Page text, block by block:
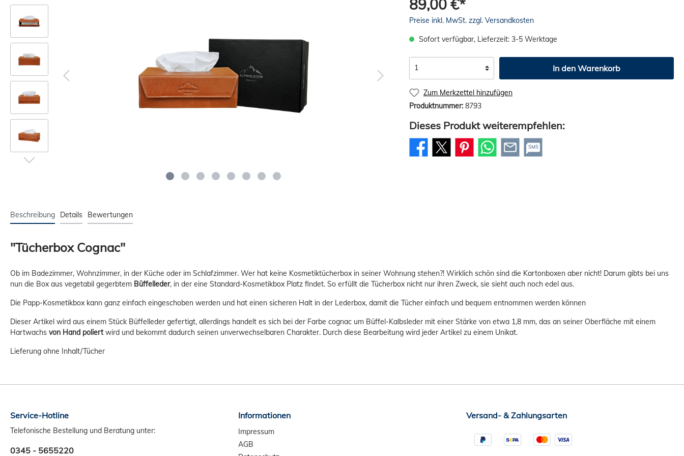
89,00 €*
Preise inkl. MwSt. zzgl. Versandkosten
Sofort verfügbar, Lieferzeit: 3-5 Werktage
In den Warenkorb
Zum Merkzettel hinzufügen
Produktnummer: 8793
Dieses Produkt weiterempfehlen:
SMS
Beschreibung Details Bewertungen
"Tücherbox Cognac"
Ob im Badezimmer, Wohnzimmer, in der Küche oder im Schlafzimmer. Wer hat keine Kosmetiktücherbox in seiner Wohnung stehen?! Wirklich schön sind die Kartonboxen aber nicht! Darum gibts bei uns
nun die Box aus vegetabil gegerbtem Büffelleder, in der eine Standard-Kosmetikbox Platz findet. So erfüllt die Tücherbox nicht nur ihren Zweck, sie sieht auch noch edel aus.
Die Papp-Kosmetikbox kann ganz einfach eingeschoben werden und hat einen sicheren Halt in der Lederbox, damit die Tücher einfach und bequem entnommen werden können
Dieser Artikel wird aus einem Stück Büffelleder gefertigt, allerdings handelt es sich bei der Farbe cognac um Büffel-Kalbsleder mit einer Stärke von etwa 1,8 mm, das an seiner Oberfläche mit einem
Hartwachs von Hand poliertwird und bekommt dadurch seinen unverwechselbaren Charakter. Durch diese Bearbeitung wird jeder Artikel zu einem Unikat.
Lieferung ohne Inhalt/Tücher
Service-Hotline
Telefonische Bestellung und Beratung unter:
0345 - 5655220
Informationen
Impressum
AGB
Versand- & Zahlungsarten